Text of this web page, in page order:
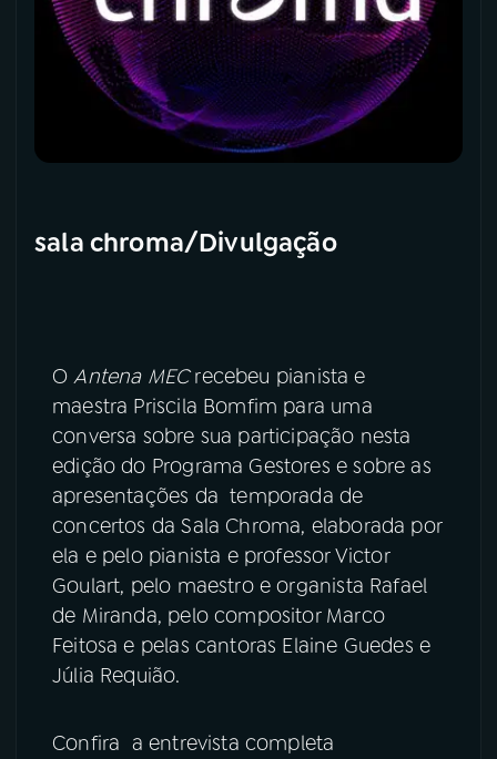
sala chroma/Divulgação
OAntena MECrecebeu pianista e
maestra Priscila Bomfim para uma
conversa sobre sua participação nesta
edição do Programa Gestores e sobre as
apresentações da temporada de
concertos da Sala Chroma, elaborada por
ela e pelo pianista e professor Victor
Goulart, pelo maestro e organista Rafael
de Miranda, pelo compositor Marco
Feitosa e pelas cantoras Elaine Guedes e
Júlia Requião.
Confira a entrevista completa